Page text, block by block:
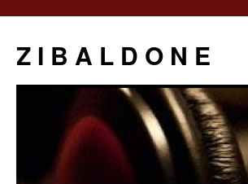
Z I B A L D O N E